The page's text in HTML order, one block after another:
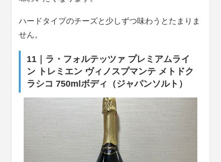
ハードタイプのチーズと少しずつ味わうとたまりま
せん。
11｜ラ・フォルテッツァ プレミアムライ
ン トレミエン ヴィノスプマンテ メトドク
ラシコ 750mlボディ（ジャパンソルト）